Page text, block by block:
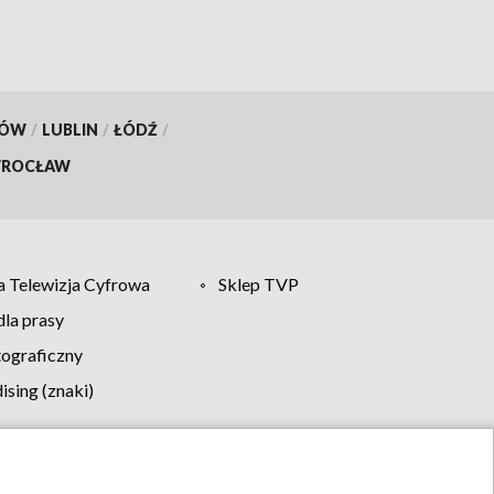
/ LUBLIN / ŁÓDŹ /
Telewizja Cyfrowa
Sklep TVP
prasy
(znaki)